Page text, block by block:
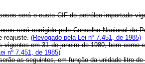
será o custo CIF do petróleo importado
será corrigida pelo Conselho Nacional do
reajuste. (Revogado pela Lei nº 7.451, de 1985)
em 31 de janeiro de 1980, bem
nº 7.451, de 1985)
as seguintes, em função da unidade litro de